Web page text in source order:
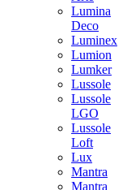
Lumina
Deco
Luminex
Lumion
Lumker
Lussole
Lussole
LGO
Lussole
Loft
Lux
Mantra
Mantra